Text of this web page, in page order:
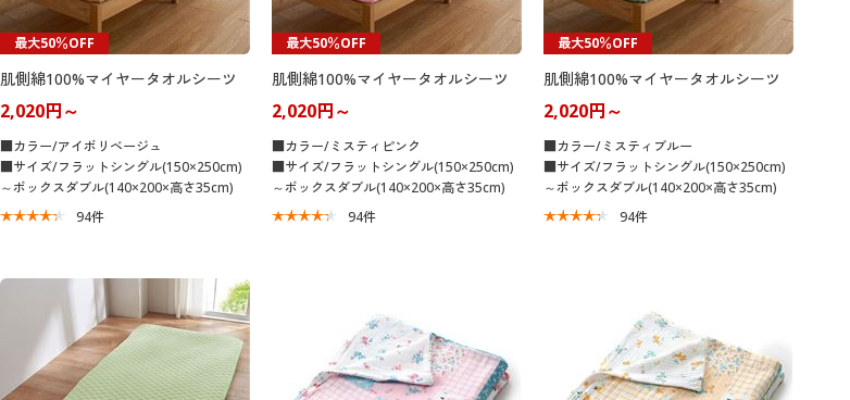
最大50％OFF
肌側綿100%マイヤータオルシーツ
2,020円～
■カラー/アイボリベージュ
■サイズ/フラットシングル(150×250cm)
～ボックスダブル(140×200×高さ35cm)
94件
最大50％OFF
肌側綿100%マイヤータオルシーツ
2,020円～
■カラー/ミスティピンク
■サイズ/フラットシングル(150×250cm)
～ボックスダブル(140×200×高さ35cm)
94件
最大50％OFF
肌側綿100%マイヤータオルシーツ
2,020円～
■カラー/ミスティブルー
■サイズ/フラットシングル(150×250cm)
～ボックスダブル(140×200×高さ35cm)
94件